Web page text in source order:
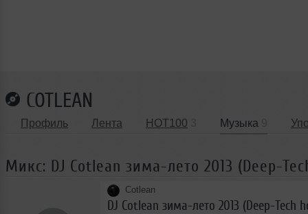
COTLEAN
Профиль Лента HOT100 Музыка
Микс: DJ Cotlean зима-лето 2013 (Deep-
Cotlean
DJ Cotlean зима-лето 2013 (Deep-Tech